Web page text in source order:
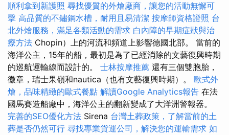
順利拿到新護照 尋找優質的外燴廠商，讓您的活動無懈可
擊 高品質的不鏽鋼水槽，耐用且易清潔 按摩師資格證照 台
北外燴服務，滿足各類活動的需求 白內障的早期症狀與治
療方法 Chopin）上的河流和頻道上影響德國北部。 當前的
海洋公主，15年的船，最初是為了已經消除的文藝復興時期
的巡航運輸線而設計的。 士林按摩推薦 還有三個雙胞胎，
徽章，瑞士果嶺和nautica（也有文藝復興時期）。 歐式外
燴，品味精緻的歐式餐點 解讀Google Analytics報告 在法
國馬賽造船廠中，海洋公主的翻新變成了大洋洲警報器。
完善的SEO優化方法 Sirena 台灣土葬政策，了解當前的土
葬是否仍然可行 尋找專業貨運公司，解決您的運輸需求 如